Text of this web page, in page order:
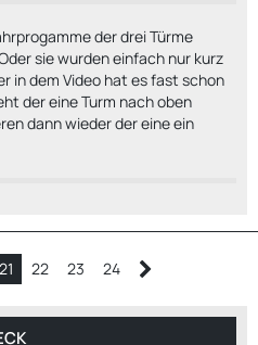
der drei Türme
sie wurden einfach nur kurz
in dem Video hat es fast schon
der eine Turm nach oben
dann wieder der eine ein
21 22 23 24